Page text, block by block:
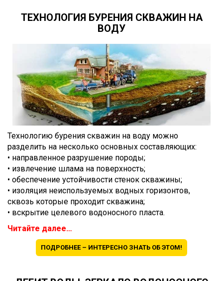
ТЕХНОЛОГИЯ БУРЕНИЯ СКВАЖИН НА
ВОДУ
Технологию бурения скважин на воду можно
разделить на несколько основных составляющих:
• направленное разрушение породы;
• извлечение шлама на поверхность;
• обеспечение устойчивости стенок скважины;
• изоляция неиспользуемых водных горизонтов,
сквозь которые проходит скважина;
• вскрытие целевого водоносного пласта.
Читайте далее…
ПОДРОБНЕЕ – ИНТЕРЕСНО ЗНАТЬ ОБ ЭТОМ!